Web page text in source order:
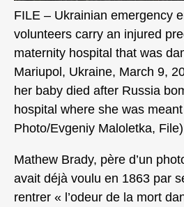
FILE – Ukrainian emergency
volunteers carry an injured
maternity hospital that was
Mariupol, Ukraine, March 9,
her baby died after Russia
hospital where she was
Photo/Evgeniy Maloletka, File)
Mathew Brady, père d’un
avait déjà voulu en 1863 par
rentrer « l’odeur de la mort